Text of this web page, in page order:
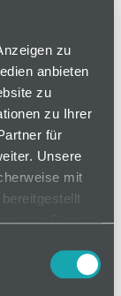
zu
anbieten
zu
zu Ihrer
für
Unsere
mit
der Dienste
Anfrage
1